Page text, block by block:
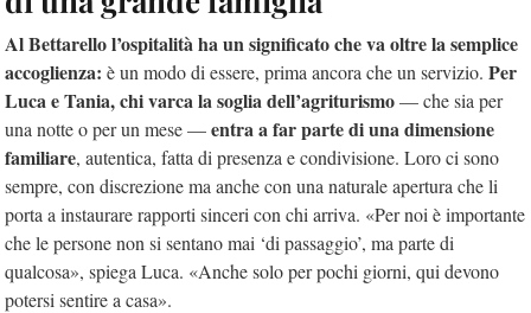
Al Bettarello l’ospitalità ha un significato che va oltre la semplice
accoglienza: è un modo di essere, prima ancora che un servizio. Per
Luca e Tania, chi varca la soglia dell’agriturismo— che sia per
una notte o per un mese —entra a far parte di una dimensione
familiare, autentica, fatta di presenza e condivisione. Loro ci sono
sempre, con discrezione ma anche con una naturale apertura che li
porta a instaurare rapporti sinceri con chi arriva. «Per noi è importante
che le persone non si sentano mai ‘di passaggio’, ma parte di
qualcosa», spiega Luca. «Anche solo per pochi giorni, qui devono
potersi sentire a casa».